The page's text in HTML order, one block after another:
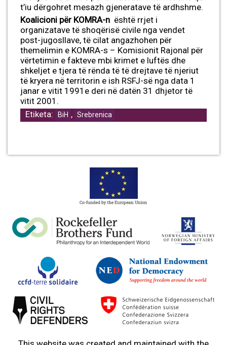
t’iu dërgohret mesazh gjeneratave të ardhshme.
Koalicioni për KOMRA-n është rrjet i
organizatave të shoqërisë civile nga vendet
post-jugosllave, të cilat angazhohen për
themelimin e KOMRA-s – Komisionit Rajonal për
vërtetimin e fakteve mbi krimet e luftës dhe
shkeljet e tjera të rënda të të drejtave të njeriut
të kryera në territorin e ish RSFJ-së nga data 1
janar e vitit 1991e deri në datën 31 dhjetor të
vitit 2001.
Etiketa:
BiH , Srebrenica